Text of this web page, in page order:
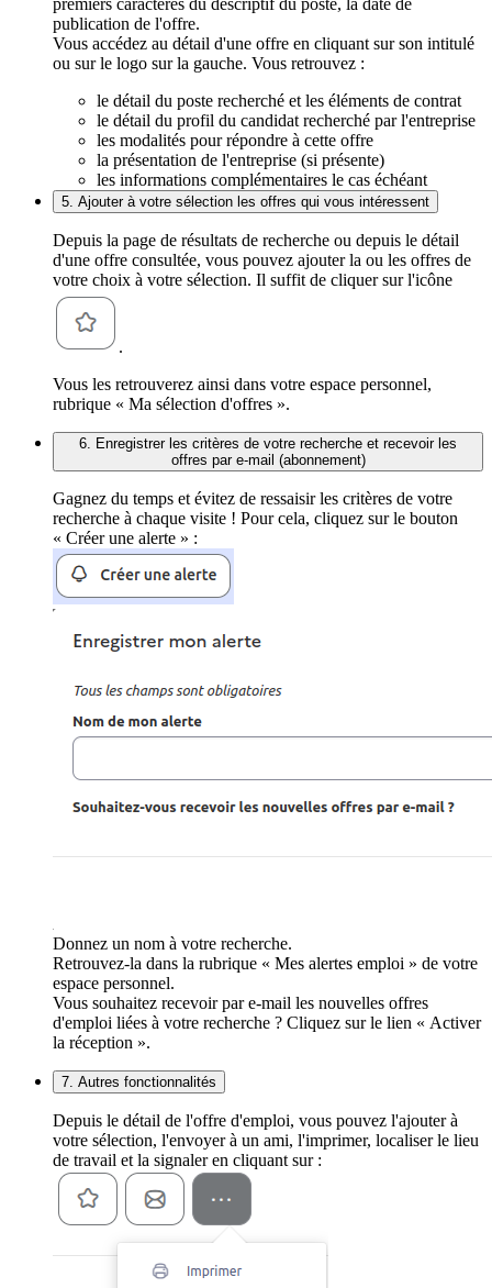
publication de l'offre.
Vous accédez au détail d'une offre en cliquant sur son intitulé
ou sur le logo sur la gauche. Vous retrouvez :
le détail du poste recherché et les éléments de contrat
le détail du profil du candidat recherché par l'entreprise
les modalités pour répondre à cette offre
la présentation de l'entreprise (si présente)
les informations complémentaires le cas échéant
5. Ajouter à votre sélection les offres qui vous intéressent
Depuis la page de résultats de recherche ou depuis le détail
d'une offre consultée, vous pouvez ajouter la ou les offres de
votre choix à votre sélection. Il suffit de cliquer sur l'icône
.
Vous les retrouverez ainsi dans votre espace personnel,
rubrique « Ma sélection d'offres ».
6. Enregistrer les critères de votre recherche et recevoir les
offres par e-mail (abonnement)
Gagnez du temps et évitez de ressaisir les critères de votre
recherche à chaque visite ! Pour cela, cliquez sur le bouton
« Créer une alerte » :
Donnez un nom à votre recherche.
Retrouvez-la dans la rubrique « Mes alertes emploi » de votre
espace personnel.
Vous souhaitez recevoir par e-mail les nouvelles offres
d'emploi liées à votre recherche ? Cliquez sur le lien « Activer
la réception ».
7. Autres fonctionnalités
Depuis le détail de l'offre d'emploi, vous pouvez l'ajouter à
votre sélection, l'envoyer à un ami, l'imprimer, localiser le lieu
de travail et la signaler en cliquant sur :